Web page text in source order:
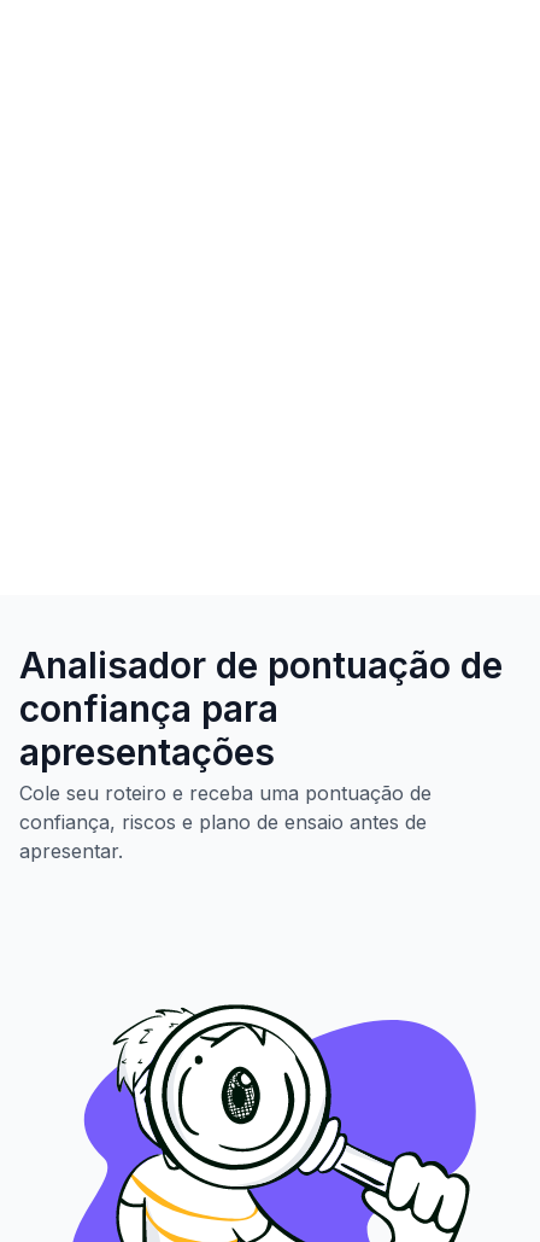
Analisador de pontuação de
confiança para
apresentações
Cole seu roteiro e receba uma pontuação de
confiança, riscos e plano de ensaio antes de
apresentar.